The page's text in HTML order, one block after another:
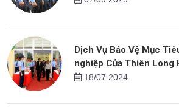
Dịch Vụ Bảo Vệ Mục
nghiệp Của Thiên Long
18/07 2024